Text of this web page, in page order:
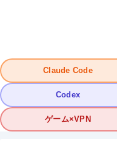
Claude Code
Codex
ゲーム×VPN